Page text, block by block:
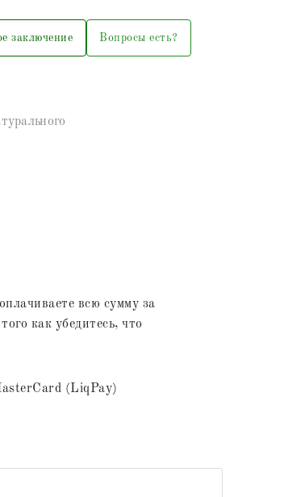
заключение Вопросы есть?
всю сумму за
как убедитесь, что
(LiqPay)